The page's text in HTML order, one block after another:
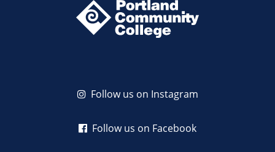
Follow us on Instagram
Follow us on Facebook